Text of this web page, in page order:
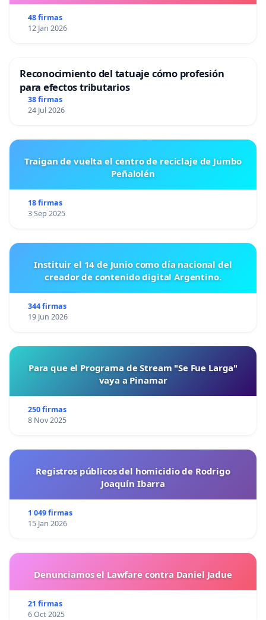
48 firmas
12 Jan 2026
Reconocimiento del tatuaje cómo profesión
para efectos tributarios
38 firmas
24 Jul 2026
Traigan de vuelta el centro de reciclaje de Jumbo
Peñalolén
18 firmas
3 Sep 2025
Instituir el 14 de Junio como día nacional del
creador de contenido digital Argentino.
344 firmas
19 Jun 2026
Para que el Programa de Stream "Se Fue Larga"
vaya a Pinamar
250 firmas
8 Nov 2025
Registros públicos del homicidio de Rodrigo
Joaquín Ibarra
1 049 firmas
15 Jan 2026
Denunciamos el Lawfare contra Daniel Jadue
21 firmas
6 Oct 2025